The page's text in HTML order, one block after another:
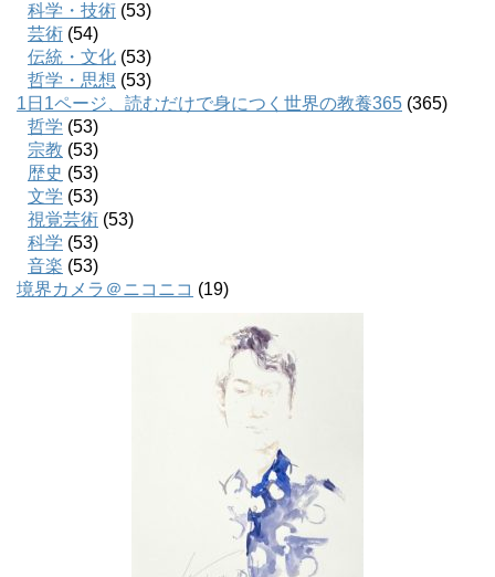
科学・技術 (53)
芸術 (54)
伝統・文化 (53)
哲学・思想 (53)
1日1ページ、読むだけで身につく世界の教養365 (365)
哲学 (53)
宗教 (53)
歴史 (53)
文学 (53)
視覚芸術 (53)
科学 (53)
音楽 (53)
境界カメラ＠ニコニコ (19)